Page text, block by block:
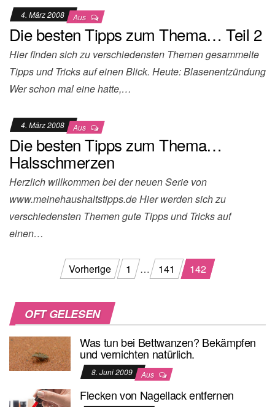
4. März 2008 Aus
Die besten Tipps zum Thema… Teil 2
Hier finden sich zu verschiedensten Themen gesammelte
Tipps und Tricks auf einen Blick. Heute: Blasenentzündung
Wer schon mal eine hatte,…
4. März 2008 Aus
Die besten Tipps zum Thema…
Halsschmerzen
Herzlich willkommen bei der neuen Serie von
www.meinehaushaltstipps.de Hier werden sich zu
verschiedensten Themen gute Tipps und Tricks auf
einen…
Beitragsnavigation
Vorherige 1 … 141 142
OFT GELESEN
Was tun bei Bettwanzen? Bekämpfen
und vernichten natürlich.
8. Juni 2009 Aus
Flecken von Nagellack entfernen